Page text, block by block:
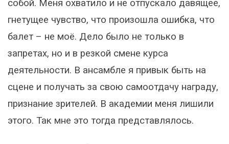
собой. Меня охватило и не отпускало давящее,
гнетущее чувство, что произошла ошибка, что
балет – не моё. Дело было не только в
запретах, но и в резкой смене курса
деятельности. В ансамбле я привык быть на
сцене и получать за свою самоотдачу награду,
признание зрителей. В академии меня лишили
этого. Так мне это тогда представлялось.